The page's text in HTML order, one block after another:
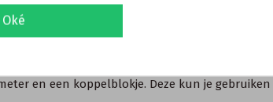
en een koppelblokje. Deze kun je
Oké